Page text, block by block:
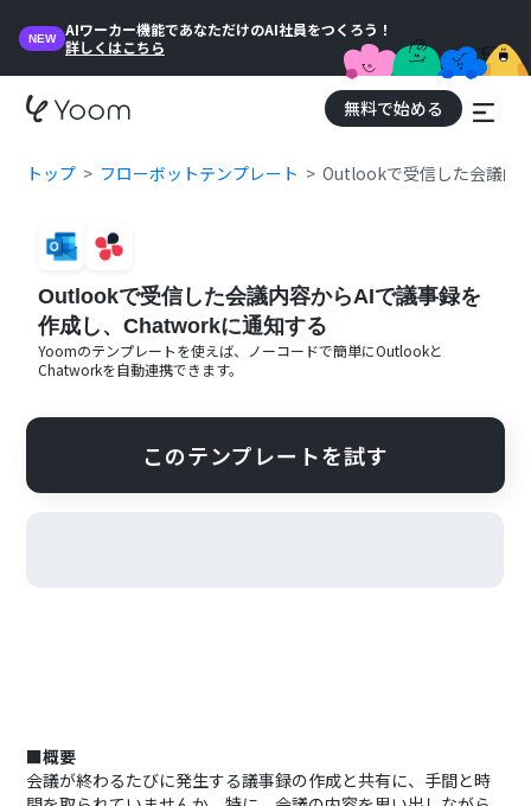
NEW
AIワーカー機能であなただけのAI社員をつくろう！
詳しくはこちら
無料で始める
トップ フローボットテンプレート Outlookで受信した会議内
Outlookで受信した会議内容からAIで議事録を
作成し、Chatworkに通知する
Yoomのテンプレートを使えば、ノーコードで簡単にOutlookと
Chatworkを自動連携できます。
このテンプレートを試す
■概要
会議が終わるたびに発生する議事録の作成と共有に、手間と時